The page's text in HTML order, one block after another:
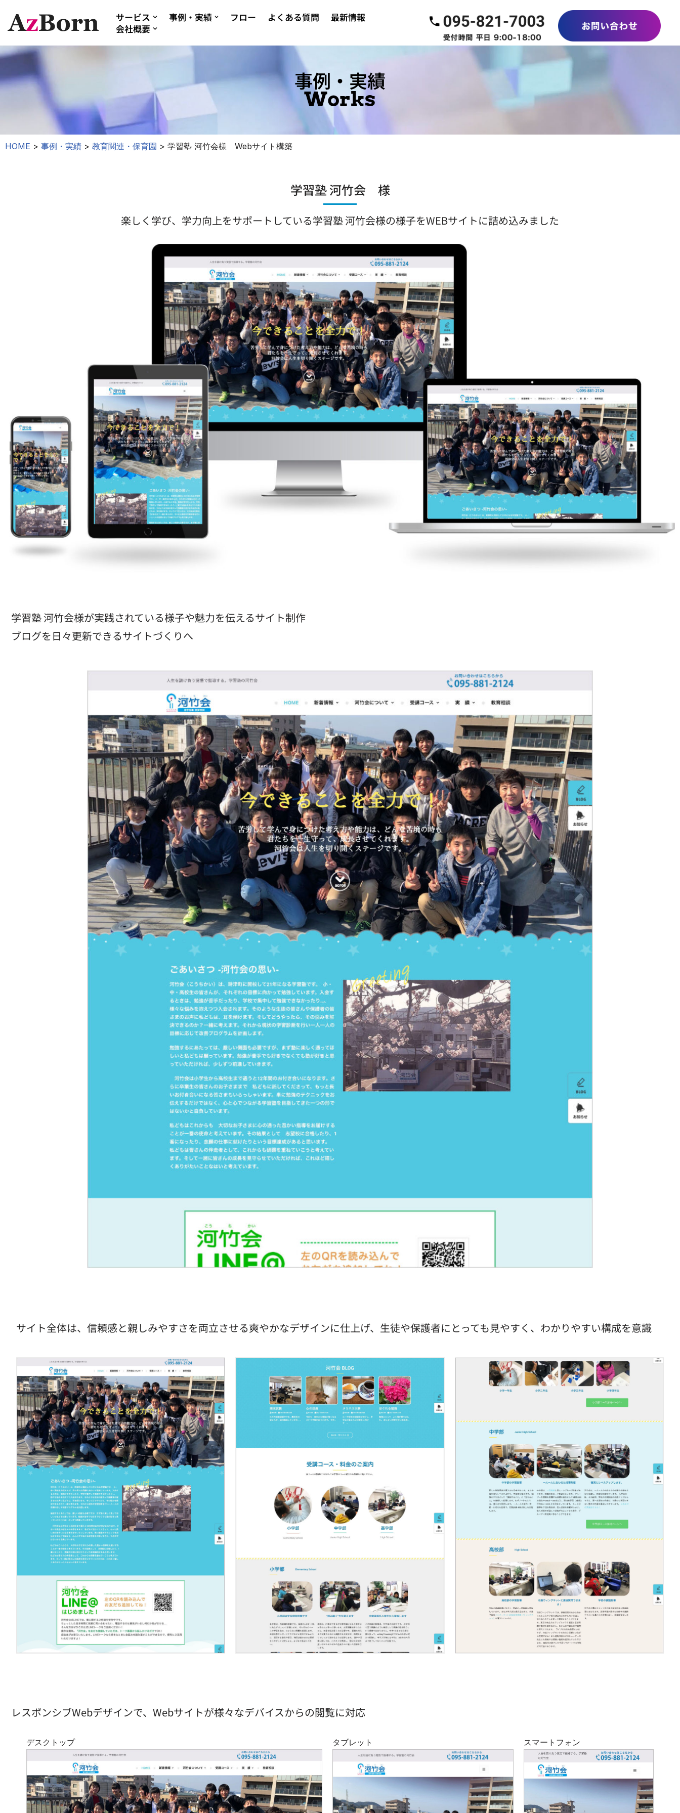
コ
テ
ツ
ッ
プ
サービス 事例・実績 フロー よくある質問
最新情報
会社概要
事例・実績
Works
HOME > 事例・実績 > 教育関連・保育園 > 学習塾 河竹会様 Webサイト構築
学習塾 河竹会 様
楽しく学び、学力向上をサポートしている学習塾 河竹会様の様子をWEBサイトに詰め込みました
学習塾 河竹会様が実践されている様子や魅力を伝えるサイト制作
ブログを日々更新できるサイトづくりへ
サイト全体は、信頼感と親しみやすさを両立させる爽やかなデザインに仕上げ、生徒や保護者にとっても見やすく、わかりやすい構成を意識
レスポンシブWebデザインで、Webサイトが様々なデバイスからの閲覧に対応
デスクトップ タブレット スマートフォン